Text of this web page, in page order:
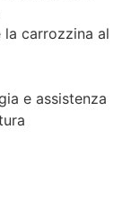
carrozzina al
e assistenza